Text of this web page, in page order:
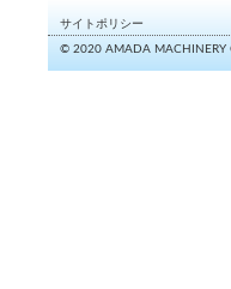
サイトポリシー
© 2020 AMADA MACHINERY